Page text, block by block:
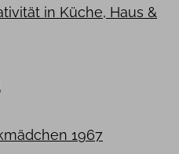
in Küche, Haus &
1967